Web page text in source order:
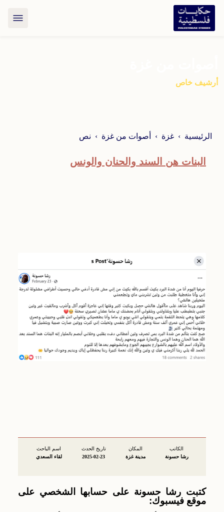
أرشيف خاص
الرئيسية غزة أصوات من غزة نص
البنات هن السند والحنان والونس
الكاتب
رشا حسونة
المكان
مدينة غزة
تاريخ الحدث
2025-02-23
اسم الباحث
لقاء السعدي
كتبت رشا حسونة على حسابها الشخصي على
موقع فيسبوك: